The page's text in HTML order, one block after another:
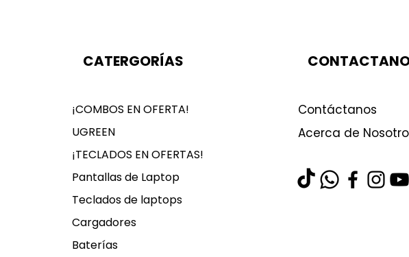
CATERGORÍAS
¡COMBOS EN OFERTA!
UGREEN
¡TECLADOS EN OFERTAS!
Pantallas de Laptop
Teclados de laptops
Cargadores
Baterías
Contáctanos
Acerca de